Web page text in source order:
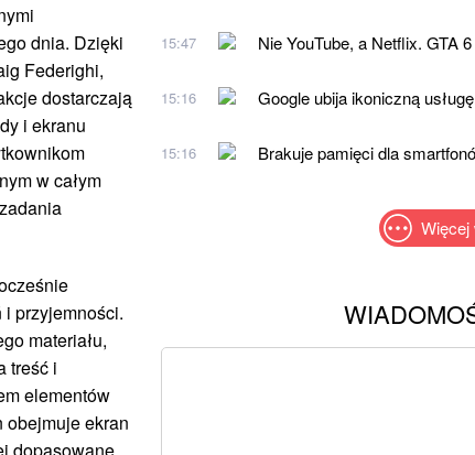
dnia. Dzięki
Federighi,
dostarczają
i ekranu
w całym
przyjemności.
materiału,
treść i
elementów
ekran
15:47 Nie YouTube, a Netflix. GTA
15:16 Google ubija ikoniczną
15:16 Brakuje pamięci dla
Więcej